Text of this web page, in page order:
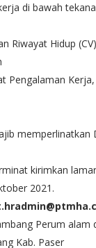
di bawah
Riwayat Hidup
Pengalaman
kirimkan
2021.
Perum alam
Kab. Paser